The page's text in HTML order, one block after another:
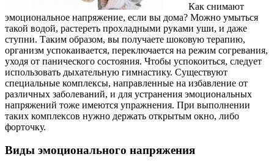
Как снимают
эмоциональное напряжение, если вы дома? Можно умыться
такой водой, растереть прохладными руками уши, и даже
ступни. Таким образом, вы получаете шоковую терапию,
организм успокаивается, переключается на режим согревания,
уходя от панического состояния. Чтобы успокоиться, следует
использовать дыхательную гимнастику. Существуют
специальные комплексы, направленные на избавление от
различных заболеваний, и для устранения эмоциональных
напряжений тоже имеются упражнения. При выполнении
таких комплексов нужно держать открытым окно, либо
форточку.
Виды эмоционального напряжения